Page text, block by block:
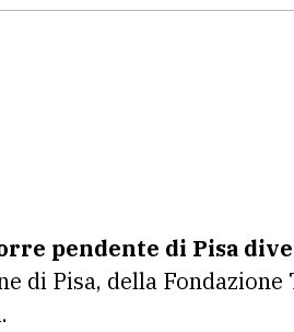
pendente di Pisa
di Pisa, della Fondazione